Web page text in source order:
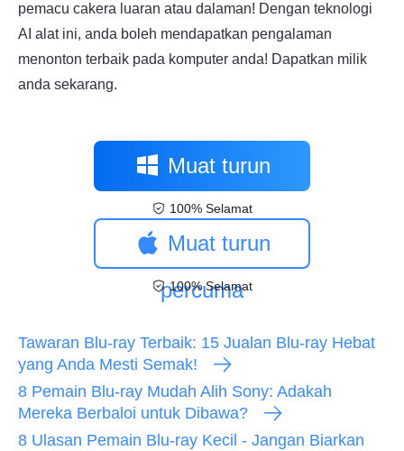
pemacu cakera luaran atau dalaman! Dengan teknologi
AI alat ini, anda boleh mendapatkan pengalaman
menonton terbaik pada komputer anda! Dapatkan milik
anda sekarang.
Muat turun
percuma
100% Selamat
Muat turun
percuma
100% Selamat
Tawaran Blu-ray Terbaik: 15 Jualan Blu-ray Hebat
yang Anda Mesti Semak!
8 Pemain Blu-ray Mudah Alih Sony: Adakah
Mereka Berbaloi untuk Dibawa?
8 Ulasan Pemain Blu-ray Kecil - Jangan Biarkan